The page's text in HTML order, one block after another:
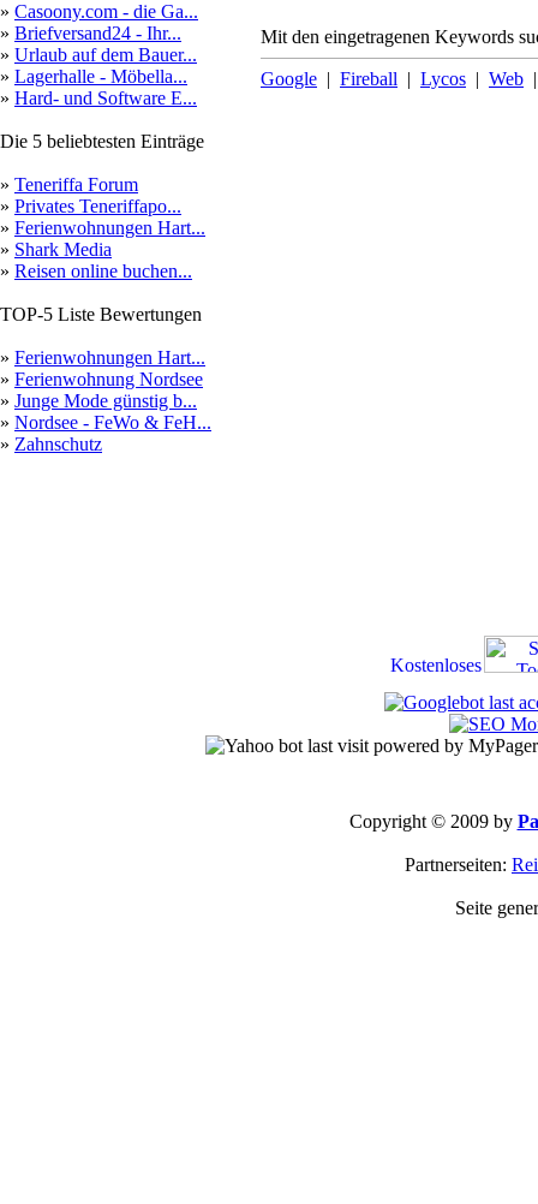
» Casoony.com - die Ga...
» Briefversand24 - Ihr...
» Urlaub auf dem Bauer...
» Lagerhalle - Möbella...
» Hard- und Software E...
Die 5 beliebtesten Einträge
» Teneriffa Forum
» Privates Teneriffapo...
» Ferienwohnungen Hart...
» Shark Media
» Reisen online buchen...
TOP-5 Liste Bewertungen
» Ferienwohnungen Hart...
» Ferienwohnung Nordsee
» Junge Mode günstig b...
» Nordsee - FeWo & FeH...
» Zahnschutz
Mit den eingetragenen Keywords
Google | Fireball | Lycos | Web
Copyright © 2009 by
Partnerseiten:
Seite